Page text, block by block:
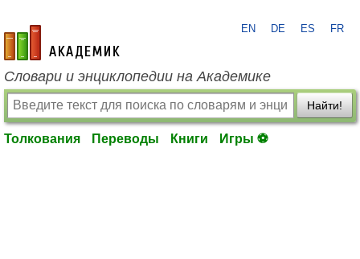
academic.ru
EN DE ES FR
Словари и энциклопедии на Академике
Найти!
Толкования Переводы Книги Игры ⚽